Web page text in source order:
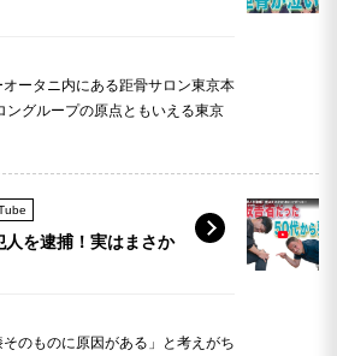
ータニ内にある距骨サロン東京本
ングループの原点ともいえる東京
人を逮捕！実はまさか
のものに原因がある」と考えがち